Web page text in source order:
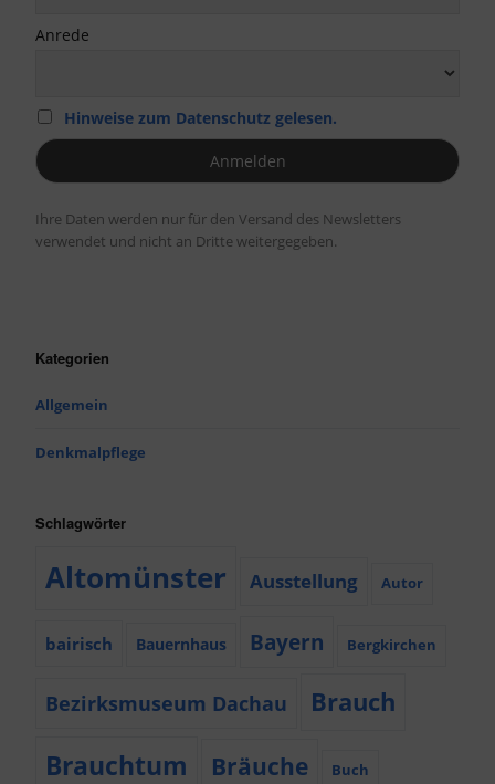
Anrede
Hinweise zum Datenschutz gelesen.
Ihre Daten werden nur für den Versand des Newsletters
verwendet und nicht an Dritte weitergegeben.
Kategorien
Allgemein
Denkmalpflege
Schlagwörter
Altomünster Ausstellung Autor
bairisch Bauernhaus Bayern Bergkirchen
Bezirksmuseum Dachau Brauch
Brauchtum Bräuche Buch